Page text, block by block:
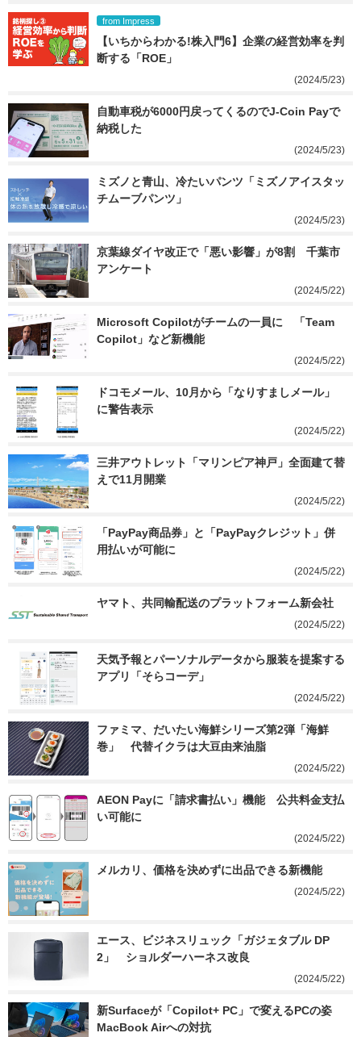
from Impress
【いちからわかる!株入門6】企業の経営効率を判
断する「ROE」
(2024/5/23)
自動車税が6000円戻ってくるのでJ-Coin Payで
納税した
(2024/5/23)
ミズノと青山、冷たいパンツ「ミズノアイスタッ
チムーブパンツ」
(2024/5/23)
京葉線ダイヤ改正で「悪い影響」が8割　千葉市
アンケート
(2024/5/22)
Microsoft Copilotがチームの一員に　「Team
Copilot」など新機能
(2024/5/22)
ドコモメール、10月から「なりすましメール」
に警告表示
(2024/5/22)
三井アウトレット「マリンピア神戸」全面建て替
えで11月開業
(2024/5/22)
「PayPay商品券」と「PayPayクレジット」併
用払いが可能に
(2024/5/22)
ヤマト、共同輸配送のプラットフォーム新会社
(2024/5/22)
天気予報とパーソナルデータから服装を提案する
アプリ「そらコーデ」
(2024/5/22)
ファミマ、だいたい海鮮シリーズ第2弾「海鮮
巻」　代替イクラは大豆由来油脂
(2024/5/22)
AEON Payに「請求書払い」機能　公共料金支払
い可能に
(2024/5/22)
メルカリ、価格を決めずに出品できる新機能
(2024/5/22)
エース、ビジネスリュック「ガジェタブル DP
2」　ショルダーハーネス改良
(2024/5/22)
新Surfaceが「Copilot+ PC」で変えるPCの姿
MacBook Airへの対抗